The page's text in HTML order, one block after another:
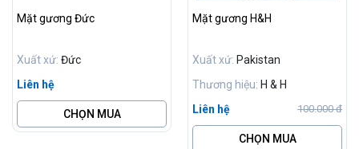
Mặt gương Đức
Xuất xứ: Đức
Liên hệ
CHỌN MUA
Mặt gương H&H
Xuất xứ: Pakistan
Thương hiệu: H & H
Liên hệ
100.000 đ
CHỌN MUA